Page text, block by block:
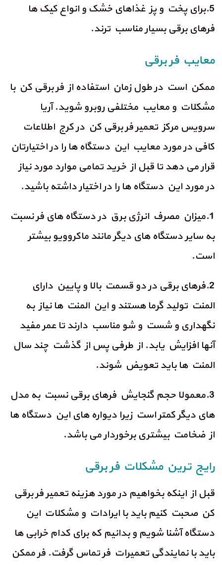
5.برای پخت و پز غذاهای خشک و انواع کیک ها
فرهای برقی بسیار مناسب ترند.
معایب فر برقی
ممکن است در طول زمان استفاده از فر برقی کن با
مشکلات و معایب مختلفی روبرو شوید. آریا
سرویس مرکز تعمیر فر برقی کن در کرج اطلاعات
کافی در مورد معایب این دستگاه ها را در اختیارتان
قرار می دهد تا قبل از خرید تمامی موارد مورد نیاز
در مورد این دستگاه ها را در اختیار داشته باشید.
1.میزان مصرف انرژی برق در دستگاه های فر نسبت
به سایر دستگاه های دیگر مانند ماکروویو بیشتر
است.
2.فرهای برقی در دو قسمت بالا و پایین دارای
المنت تولید گرما هستند و این المنت ها نیاز به
نگهداری و شست و شو مناسب دارند تا عمر مفید
آنها افزایش یابد. از طرفی پس از گذشت چند سال
المنت ها باید تعویض شوند.
3.معمولا حجم گنجایش فرهای برقی نسبت به مدل
های دیگر کمتر است زیرا دیواره های این دستگاه ها
از ضخامت بیشتری برخوردار می باشد.
رایج ترین مشکلات فر برقی
قبل از اینکه بخواهیم در مورد هزینه تعمیر فر برقی
کن صحبت کنیم باید با ایرادات و مشکلات این
دستگاه آشنا شویم و بدانیم که برای کدام خرابی ها
باید با نمایندگی تعمیرات فر تماس گرفت. فر ممکن